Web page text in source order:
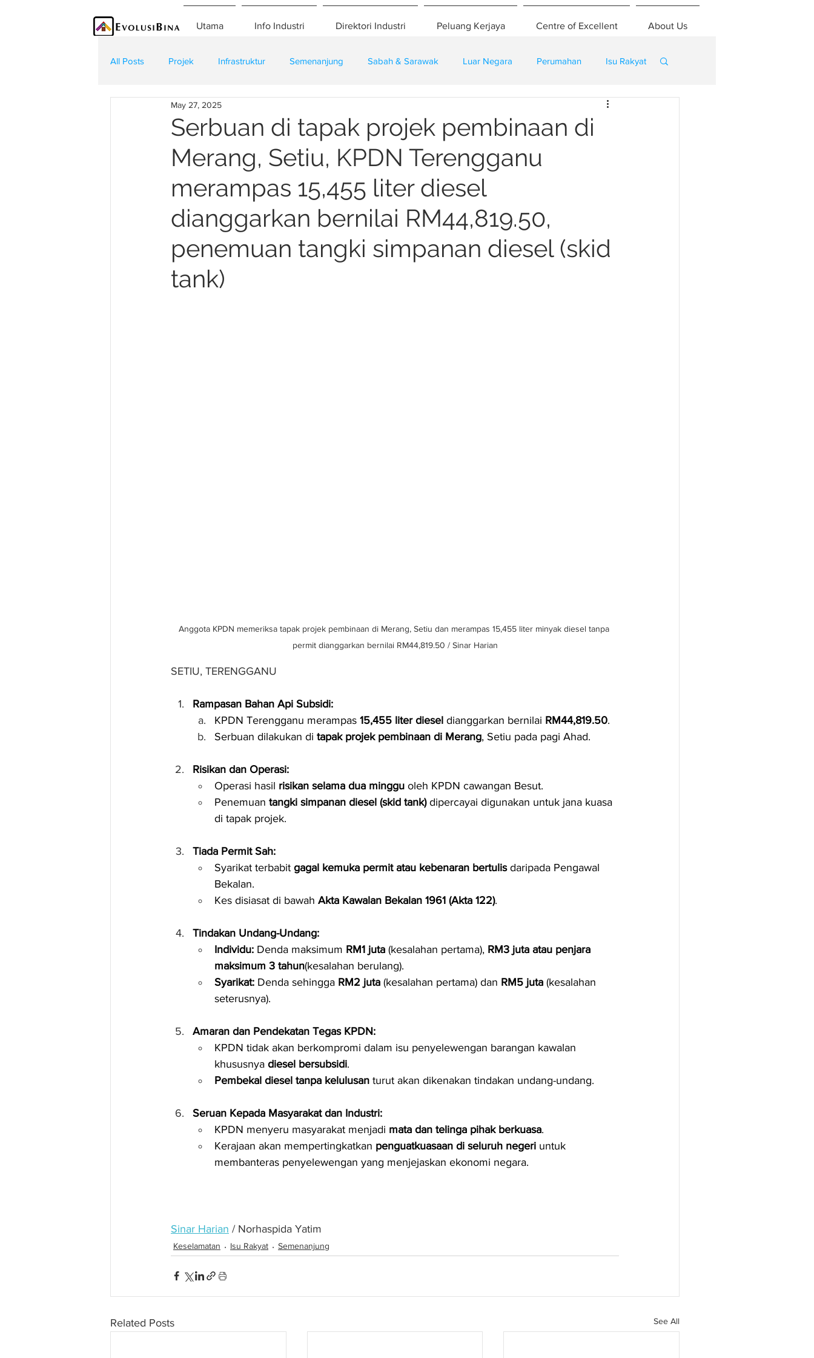
Utama Info Industri Direktori Industri Peluang Kerjaya Centre of Excellent About Us
All Posts Projek Infrastruktur Semenanjung Sabah & Sarawak Luar Negara Perumahan Isu Rakyat
Teknologi Kontraktor
Serbuan di tapak projek pembinaan di
Merang, Setiu, KPDN Terengganu
merampas 15,455 liter diesel
dianggarkan bernilai RM44,819.50,
penemuan tangki simpanan diesel (skid
tank)
May 27, 2025
Anggota KPDN memeriksa tapak projek pembinaan di Merang, Setiu dan merampas 15,455 liter minyak diesel tanpa
permit dianggarkan bernilai RM44,819.50 / Sinar Harian
SETIU, TERENGGANU
Rampasan Bahan Api Subsidi:
KPDN Terengganu merampas 15,455 liter diesel dianggarkan bernilai RM44,819.50.
Serbuan dilakukan di tapak projek pembinaan di Merang, Setiu pada pagi Ahad.
Risikan dan Operasi:
Operasi hasil risikan selama dua minggu oleh KPDN cawangan Besut.
Penemuan tangki simpanan diesel (skid tank) dipercayai digunakan untuk jana kuasa
di tapak projek.
Tiada Permit Sah:
Syarikat terbabit gagal kemuka permit atau kebenaran bertulis daripada Pengawal
Bekalan.
Kes disiasat di bawah Akta Kawalan Bekalan 1961 (Akta 122).
Tindakan Undang-Undang:
Individu: Denda maksimum RM1 juta (kesalahan pertama), RM3 juta atau penjara
maksimum 3 tahun(kesalahan berulang).
Syarikat: Denda sehingga RM2 juta (kesalahan pertama) dan RM5 juta (kesalahan
seterusnya).
Amaran dan Pendekatan Tegas KPDN:
KPDN tidak akan berkompromi dalam isu penyelewengan barangan kawalan
khususnya diesel bersubsidi.
Pembekal diesel tanpa kelulusan turut akan dikenakan tindakan undang-undang.
Seruan Kepada Masyarakat dan Industri:
KPDN menyeru masyarakat menjadi mata dan telinga pihak berkuasa.
Kerajaan akan mempertingkatkan penguatkuasaan di seluruh negeri untuk
membanteras penyelewengan yang menjejaskan ekonomi negara.
Sinar Harian / Norhaspida Yatim
Keselamatan Isu Rakyat Semenanjung
Related Posts See All